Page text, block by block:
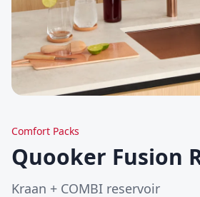
Comfort Packs
Quooker Fusion
Kraan + COMBI reservoir